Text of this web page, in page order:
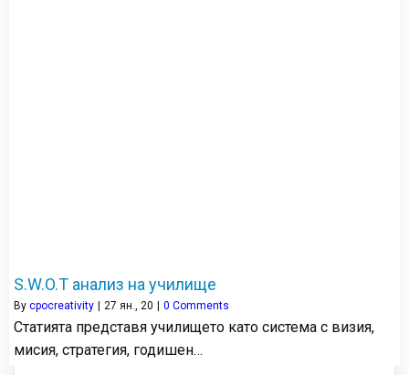
S.W.O.T анализ на училище
By cpocreativity | 27 ян., 20 | 0 Comments
Статията представя училището като система с визия,
мисия, стратегия, годишен…